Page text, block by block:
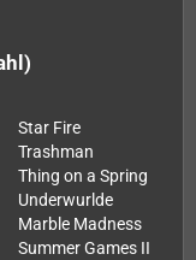
Star Fire
Trashman
Thing on a Spring
Underwurlde
Marble Madness
Summer Games II